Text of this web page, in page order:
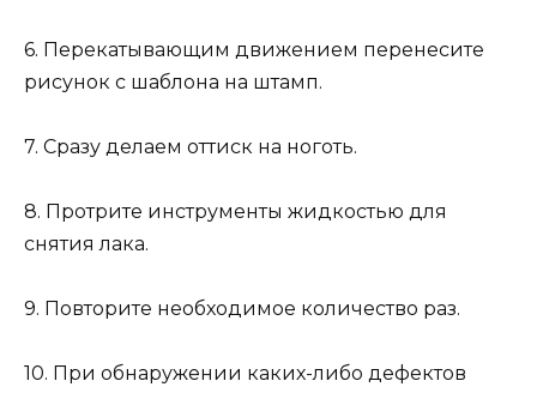
6. Перекатывающим движением перенесите
рисунок с шаблона на штамп.
7. Сразу делаем оттиск на ноготь.
8. Протрите инструменты жидкостью для
снятия лака.
9. Повторите необходимое количество раз.
10. При обнаружении каких-либо дефектов